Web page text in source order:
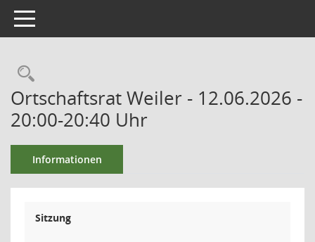
Toggle navigation
Ortschaftsrat Weiler - 12.06.2026 -
20:00-20:40 Uhr
Informationen
Sitzung